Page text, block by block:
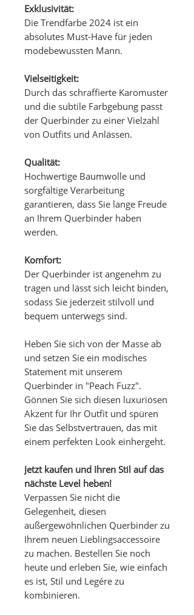
Exklusivität:
Die Trendfarbe 2024 ist ein
absolutes Must-Have für jeden
modebewussten Mann.
Vielseitigkeit:
Durch das schraffierte Karomuster
und die subtile Farbgebung passt
der Querbinder zu einer Vielzahl
von Outfits und Anlässen.
Qualität:
Hochwertige Baumwolle und
sorgfältige Verarbeitung
garantieren, dass Sie lange Freude
an Ihrem Querbinder haben
werden.
Komfort:
Der Querbinder ist angenehm zu
tragen und lässt sich leicht binden,
sodass Sie jederzeit stilvoll und
bequem unterwegs sind.
Heben Sie sich von der Masse ab
und setzen Sie ein modisches
Statement mit unserem
Querbinder in "Peach Fuzz".
Gönnen Sie sich diesen luxuriösen
Akzent für Ihr Outfit und spüren
Sie das Selbstvertrauen, das mit
einem perfekten Look einhergeht.
Jetzt kaufen und Ihren Stil auf das
nächste Level heben!
Verpassen Sie nicht die
Gelegenheit, diesen
außergewöhnlichen Querbinder zu
Ihrem neuen Lieblingsaccessoire
zu machen. Bestellen Sie noch
heute und erleben Sie, wie einfach
es ist, Stil und Legére zu
kombinieren.